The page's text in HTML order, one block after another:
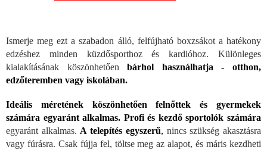
Ismerje meg ezt a szabadon álló, felfújható boxzsákot a hatékony
edzéshez minden küzdősporthoz és kardióhoz. Különleges
kialakításának köszönhetőenbárhol használhatja - otthon,
edzőteremben vagy iskolában.
Ideális méretének köszönhetően felnőttek és gyermekek
számára egyaránt alkalmas. Profi és kezdő sportolók számára
egyaránt alkalmas. A telepítés egyszerű, nincs szükség akasztásra
vagy fúrásra. Csak fújja fel, töltse meg az alapot, és máris kezdheti